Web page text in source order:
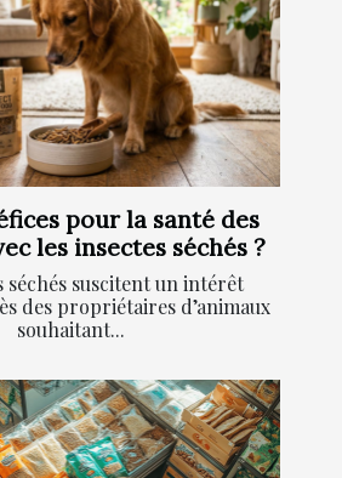
pour la santé des
les insectes séchés ?
séchés suscitent un intérêt
des propriétaires d’animaux
souhaitant...